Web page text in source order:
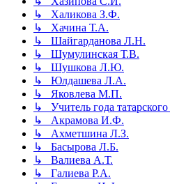
↳ Халикова З.Ф.
↳ Хачина Т.А.
↳ Шайгарданова Л.Н.
↳ Шумулинская Т.В.
↳ Шушкова Л.Ю.
↳ Юлдашева Л.А.
↳ Яковлева М.П.
↳ Учитель года
↳ Акрамова И.Ф.
↳ Ахметшина Л.З.
↳ Басырова Л.Б.
↳ Валиева А.Т.
↳ Галиева Р.А.